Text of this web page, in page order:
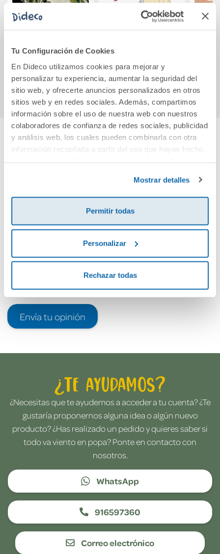
Tu Configuración de Cookies
En Dideco utilizamos cookies para mejorar y
personalizar tu experiencia, aumentar la seguridad del
sitio web, y ofrecerte anuncios personalizados en otros
sitios web y en redes sociales. Además, compartimos
información sobre el uso de nuestra web con nuestros
colaboradores de confianza de redes sociales, publicidad
y análisis web, los cuales pueden combinarla con otra
información recopilada a partir del uso que hayas hecho
Mostrar detalles
Permitir todas
Personalizar
Rechazar todas
El sueño del
caracol
Comprar
Mujeres
Comprar
Cuéntanos tu opinión
¡Sé el primero en valorar este producto!
Debes iniciar sesión para poder valorarlo
Envía tu opinión
¿Te ayudamos?
¿Necesitas que te ayudemos a acceder a tu cuenta? ¿Te
gustaría proponernos alguna idea o algún nuevo
producto? ¿Has realizado un pedido y quieres saber si
todo va viento en popa? Ponte en contacto con
nosotros.
WhatsApp
916597360
Correo electrónico